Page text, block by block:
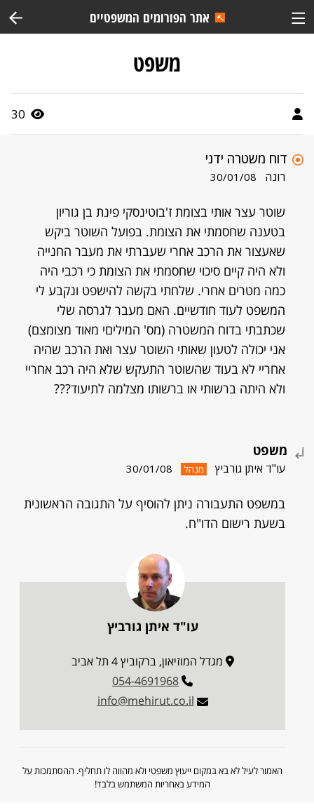
אתר הפורומים המשפטיים
משפט
30
דוח משטרה ידני
רונה 30/01/08
שוטר עצר אותי בצומת ז'בוטינסקי פינת בן גוריון
בטענה שחסמתי את הצומת. בפועל השוטר ביקש
שאעצור את הרכב אחרי שעברתי את מעבר החנייה
ולא היה קיים סיכוי שחסמתי את הצומת כי רכבי היה
כמה מטרים אחרי. שלחתי בקשה להישפט ונקבע לי
המשפט לעוד חודשיים. האם מעבר לגרסה שלי
שכתבתי בדוח המשטרה (מס' המיליםי מאוד מצומצם)
אני יכולה לטעון שאותי השוטר עצר ואת הרכב שהיה
אחריי לא בעוד שהשוטר התעקש שלא היה רכב אחריי
ולא היתה ברשותי או ברשותו מצלמה לתיעוד???
משפט
עו"ד איתן גורביץ מנהל 30/01/08
במשפט התעבורה ניתן להוסיף על התגובה הראשונית
בשעת רישום הדו"ח.
עו"ד איתן גורביץ
מגדל המוזיאון, ברקוביץ 4 תל אביב
054-4691968
info@mehirut.co.il
האמור לעיל לא בא במקום ייעוץ משפטי ולא מהווה לו תחליף. ההסתמכות על
המידע באחריות המשתמש בלבד!